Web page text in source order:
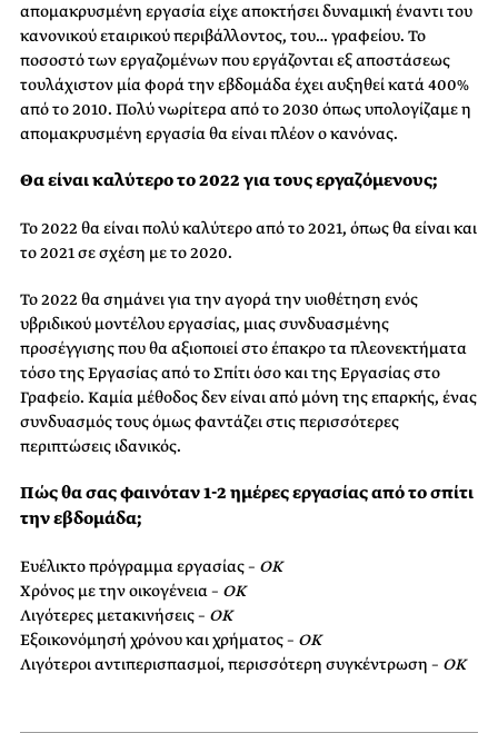
απομακρυσμένη εργασία είχε αποκτήσει δυναμική έναντι του
κανονικού εταιρικού περιβάλλοντος, του… γραφείου. Το
ποσοστό των εργαζομένων που εργάζονται εξ αποστάσεως
τουλάχιστον μία φορά την εβδομάδα έχει αυξηθεί κατά 400%
από το 2010. Πολύ νωρίτερα από το 2030 όπως υπολογίζαμε η
απομακρυσμένη εργασία θα είναι πλέον ο κανόνας.
Θα είναι καλύτερο το 2022 για τους εργαζόμενους;
Το 2022 θα είναι πολύ καλύτερο από το 2021, όπως θα είναι και
το 2021 σε σχέση με το 2020.
Το 2022 θα σημάνει για την αγορά την υιοθέτηση ενός
υβριδικού μοντέλου εργασίας, μιας συνδυασμένης
προσέγγισης που θα αξιοποιεί στο έπακρο τα πλεονεκτήματα
τόσο της Εργασίας από το Σπίτι όσο και της Εργασίας στο
Γραφείο. Καμία μέθοδος δεν είναι από μόνη της επαρκής, ένας
συνδυασμός τους όμως φαντάζει στις περισσότερες
περιπτώσεις ιδανικός.
Πώς θα σας φαινόταν 1-2 ημέρες εργασίας από το σπίτι
την εβδομάδα;
Ευέλικτο πρόγραμμα εργασίας – ΟΚ
Χρόνος με την οικογένεια – ΟΚ
Λιγότερες μετακινήσεις – ΟΚ
Εξοικονόμησή χρόνου και χρήματος – ΟΚ
Λιγότεροι αντιπερισπασμοί, περισσότερη συγκέντρωση – ΟΚ